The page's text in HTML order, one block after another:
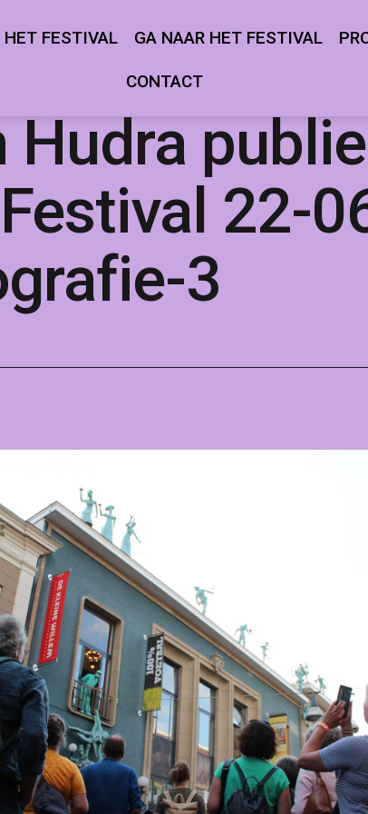
HET FESTIVAL
Open
GA NAAR HET FESTIVAL
Open
CONTACT
Hudra
22-
3